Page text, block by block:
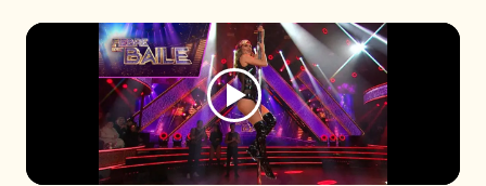
Club De La Comedia
Contigo en Directo
Plan Perfecto
El Tiempo
Sabingo